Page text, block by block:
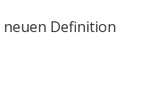
Definition